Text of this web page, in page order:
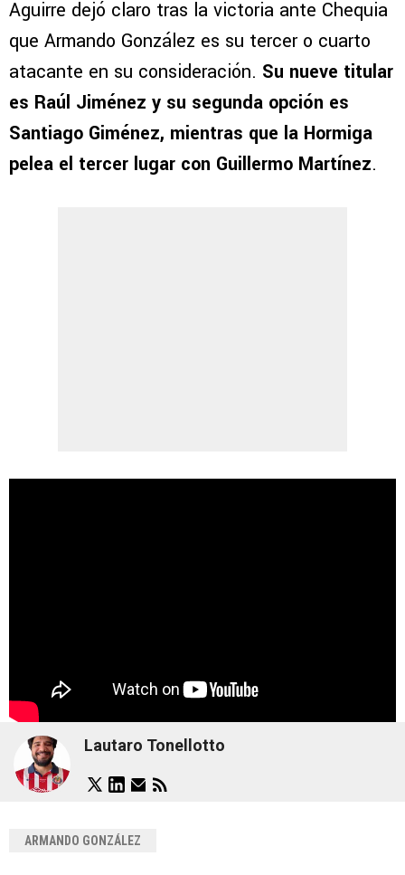
Aguirre dejó claro tras la victoria ante Chequia
que Armando González es su tercer o cuarto
atacante en su consideración. Su nueve titular
es Raúl Jiménez y su segunda opción es
Santiago Giménez, mientras que la Hormiga
pelea el tercer lugar con Guillermo Martínez.
Lautaro Tonellotto
ARMANDO GONZÁLEZ